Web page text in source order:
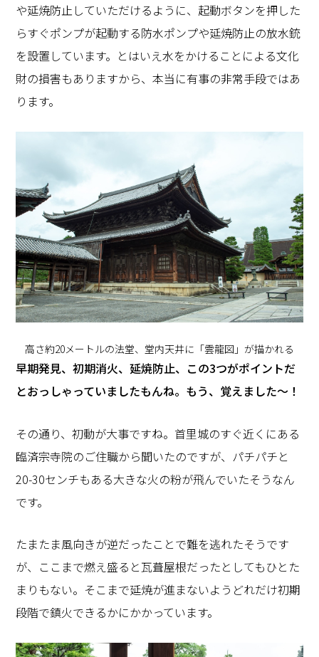
や延焼防止していただけるように、起動ボタンを押した
らすぐポンプが起動する防水ポンプや延焼防止の放水銃
を設置しています。とはいえ水をかけることによる文化
財の損害もありますから、本当に有事の非常手段ではあ
ります。
高さ約20メートルの法堂、堂内天井に「雲龍図」が描かれる
―――早期発見、初期消火、延焼防止、この3つがポイントだ
とおっしゃっていましたもんね。もう、覚えました～！
その通り、初動が大事ですね。首里城のすぐ近くにある
臨済宗寺院のご住職から聞いたのですが、パチパチと
20-30センチもある大きな火の粉が飛んでいたそうなん
です。
たまたま風向きが逆だったことで難を逃れたそうです
が、ここまで燃え盛ると瓦葺屋根だったとしてもひとた
まりもない。そこまで延焼が進まないようどれだけ初期
段階で鎮火できるかにかかっています。